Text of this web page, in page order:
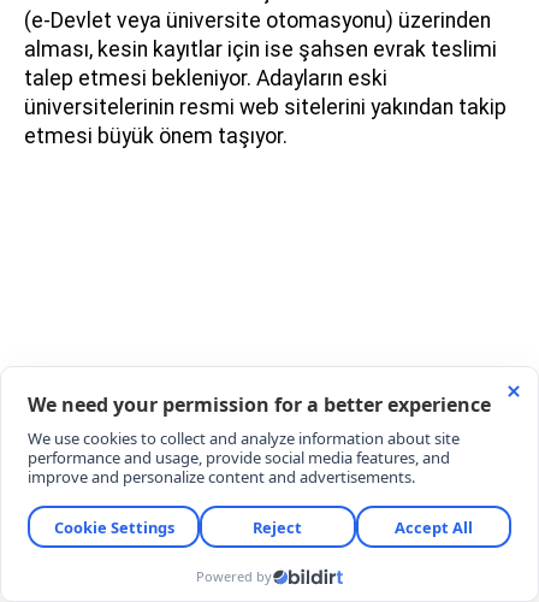
(e-Devlet veya üniversite otomasyonu) üzerinden
alması, kesin kayıtlar için ise şahsen evrak teslimi
talep etmesi bekleniyor. Adayların eski
üniversitelerinin resmi web sitelerini yakından takip
etmesi büyük önem taşıyor.